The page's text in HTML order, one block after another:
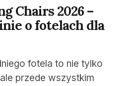
Chairs 2026 –
o fotelach dla
fotela to nie tylko
przede wszystkim